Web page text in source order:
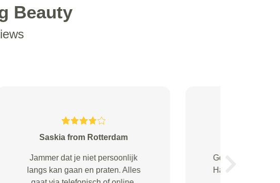
Beauty
Joyce Thissen from Zwolle
Jammer dat de auto toch niet
gehaald en gebracht kon worden,